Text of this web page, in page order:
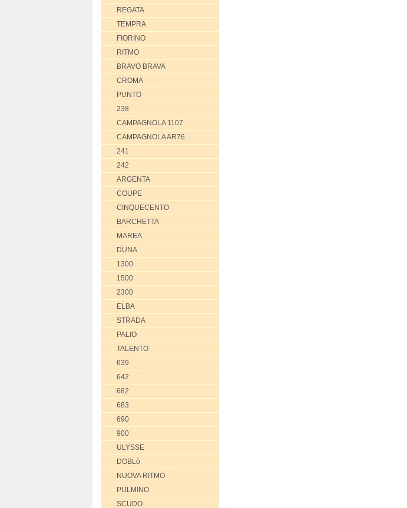
REGATA
TEMPRA
FIORINO
RITMO
BRAVO BRAVA
CROMA
PUNTO
238
CAMPAGNOLA 1107
CAMPAGNOLA AR76
241
242
ARGENTA
COUPE
CINQUECENTO
BARCHETTA
MAREA
DUNA
1300
1500
2300
ELBA
STRADA
PALIO
TALENTO
639
642
682
683
690
900
ULYSSE
DOBLò
NUOVA RITMO
PULMINO
SCUDO